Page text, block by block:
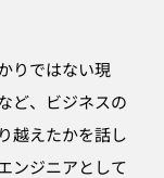
りではない現
ど、ビジネスの
越えたかを話し
ンジニアとして